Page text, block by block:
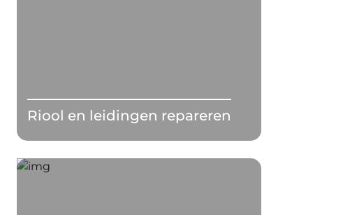
Riool en leidingen repareren